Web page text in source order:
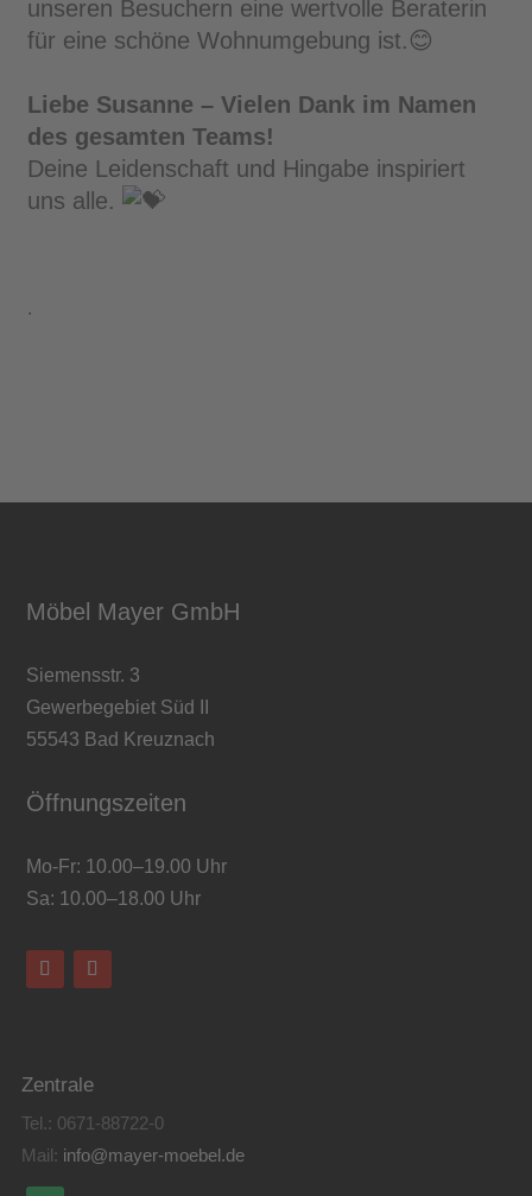
News
Prospekte
unseren Besuchern eine wertvolle Beraterin
für eine schöne Wohnumgebung ist.😊
Liebe Susanne – Vielen Dank im Namen
des gesamten Teams!
Deine Leidenschaft und Hingabe inspiriert
uns alle.
.
Möbel Mayer GmbH
Siemensstr. 3
Gewerbegebiet Süd II
55543 Bad Kreuznach
Öffnungszeiten
Mo-Fr: 10.00–19.00 Uhr
Sa: 10.00–18.00 Uhr
Zentrale
Tel.: 0671-88722-0
Mail: info@mayer-moebel.de